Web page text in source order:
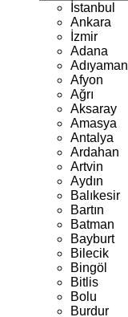
İstanbul
Ankara
İzmir
Adana
Adıyaman
Afyon
Ağrı
Aksaray
Amasya
Antalya
Ardahan
Artvin
Aydın
Balıkesir
Bartın
Batman
Bayburt
Bilecik
Bingöl
Bitlis
Bolu
Burdur